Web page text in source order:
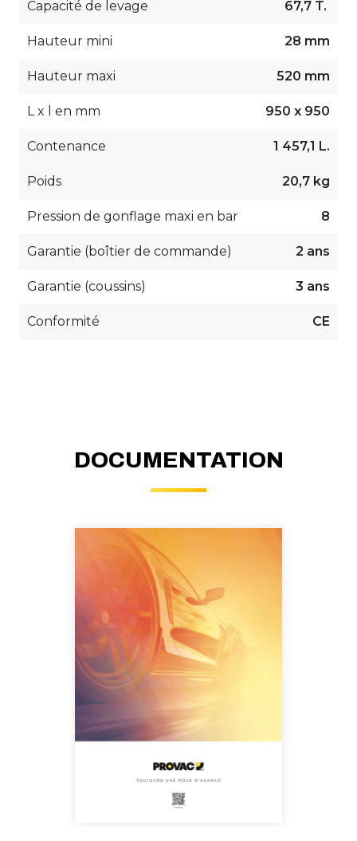
Capacité de levage 67,7 T.
Hauteur mini 28 mm
Hauteur maxi 520 mm
L x l en mm 950 x 950
Contenance 1 457,1 L.
Poids 20,7 kg
Pression de gonflage maxi en bar 8
Garantie (boîtier de commande) 2 ans
Garantie (coussins) 3 ans
Conformité CE
DOCUMENTATION